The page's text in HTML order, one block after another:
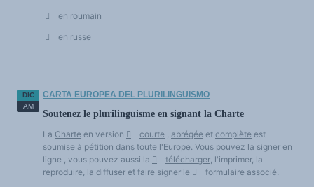
El futuro de las lenguas
Políticas y derechos lingüísticos
Idiomas y poderes
Terminología
Textos de referencia
INFORMES TEMÁTICOS
Internacional
Cultura e industrias culturales
Economía y sociedad
Diccionario de anglicismos (en construcción)
NOTICIAS/EVENTOS
en roumain
en russe
DIC
AM
CARTA EUROPEA DEL PLURILINGÜISMO
Soutenez le plurilinguisme en signant la Charte
La Charte en version courte , abrégée et complète est
soumise à pétition dans toute l'Europe. Vous pouvez la signer en
ligne , vous pouvez aussi la
télécharger, l'imprimer, la
reproduire, la diffuser et faire signer le
formulaire associé.